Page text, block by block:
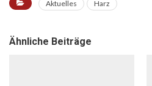
Aktuelles Harz
Ähnliche Beiträge